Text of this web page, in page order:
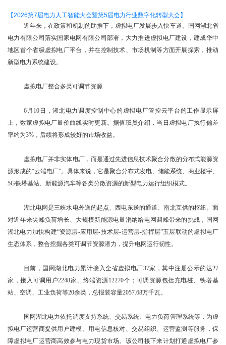
【2026第7届电力人工智能大会暨第5届电力行业数字化转型大会】
近年来，在政策和机制的助推下，虚拟电厂发展步入快车道。国网湖北省
电力有限公司落实国家电网有限公司部署，大力推进虚拟电厂建设，建成华中
地区首个省级虚拟电厂平台，并在控制技术、市场机制等方面开展探索，推动
新型电力系统建设。
虚拟电厂整合多类可调节资源
6月10日，湖北电力调度控制中心的虚拟电厂管控云平台的工作显示屏
上，数家虚拟电厂量价曲线实时更新。据值班员介绍，当日虚拟电厂执行偏差
率约为3%，后续将形成较好的市场收益。
虚拟电厂并非实体电厂，而是通过先进信息技术聚合分散的分布式能源资
源形成的“云端电厂”。具体来说，它是聚合分布式发电、储能系统、商业楼宇、
5G铁塔基站、新能源汽车等各类分散资源的新型电力运行组织模式。
湖北电网是三峡水电外送的起点、西电东送的通道、南北互供的枢纽。面
对近年来尖峰负荷增长、大规模新能源电量消纳给电网调峰带来的挑战，国网
湖北电力加快构建“资源层-应用层-技术层-运营层-指挥层”五层联动的虚拟电厂
生态体系，整合挖掘各类可调节资源潜力，提升电网运行韧性。
目前，国网湖北电力累计接入全省虚拟电厂37家，其中注册公示的达27
家，接入可调用户2248家、终端资源12270个；可调资源包括充电桩、铁塔基
站、空调、工业负荷等20余类，总报装容量2057.68万千瓦。
国网湖北电力依托调度支持系统、交易系统、电力负荷管理系统等，为虚
拟电厂运营商提供用户建模、用电信息核对、交易组织、运营监测等服务，保
障虚拟电厂运营商高效参与电力现货市场。该公司接下来计划打通虚拟电厂参